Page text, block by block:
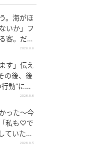
。海がほ
いか」フ
客。だ
を示した
2026.8.6
す」伝え
の後、後
動”に
りまし2026.8.6
った〜今
私も♡で
ていた事
2026.8.5